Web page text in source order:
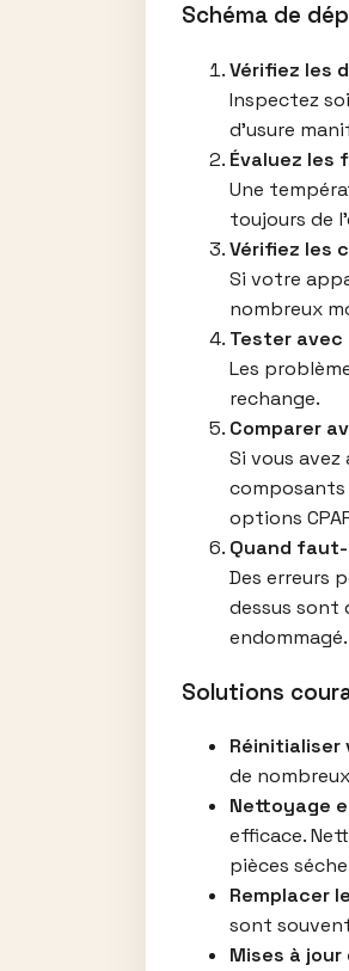
Schéma de
Vérifiez les
Inspectez
d’usure
Évaluez les
Une
toujours de
Vérifiez les
Si votre
nombreux
Tester
Les
rechange.
Comparer
Si vous avez
composants
options
Quand
Des erreurs
dessus sont
endommagé.
Solutions
Réinitialiser
de
Nettoyage
efficace.
pièces
Remplacer
sont
Mises à